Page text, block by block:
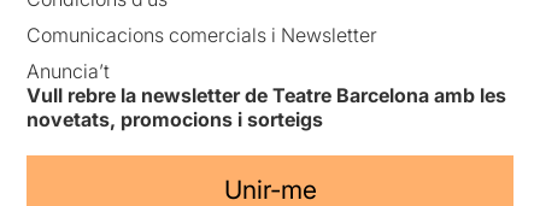
Comunicacions comercials i Newsletter
Anuncia’t
Vull rebre la newsletter de Teatre Barcelona amb les
novetats, promocions i sorteigs
Unir-me